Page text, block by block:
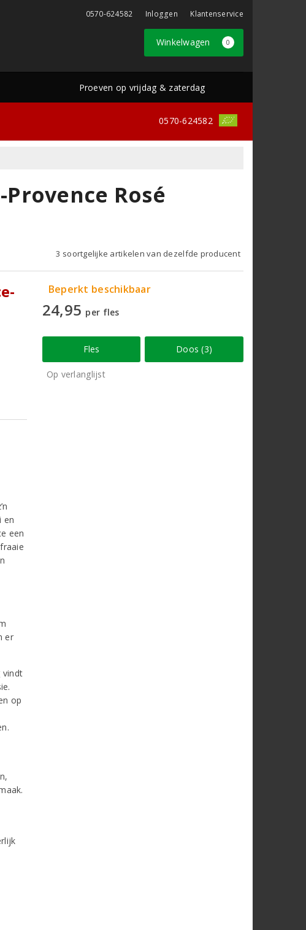
0570-624582 Inloggen Klantenservice
Winkelwagen 0
Proeven op vrijdag & zaterdag
0570-624582
Rosé
3 soortgelijke artikelen van dezelfde producent
en
een
er
vindt
op
Beperkt beschikbaar
24,95 per fles
Fles Doos (3)
Op verlanglijst